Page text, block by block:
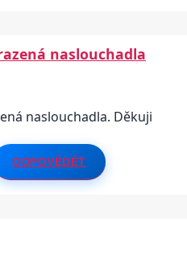
naslouchadla
naslouchadla. Děkuji
ODPOVĚDĚT